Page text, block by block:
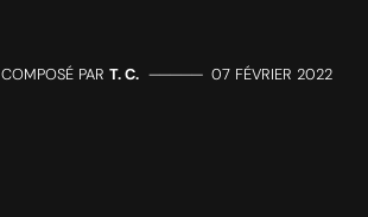
COMPOSÉ PAR T. C. ————— 07 FÉVRIER 2022